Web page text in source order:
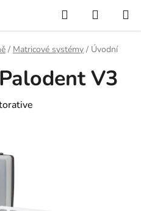
Hledat
KOŠÍK
/ Matricové systémy / Úvodní
V3